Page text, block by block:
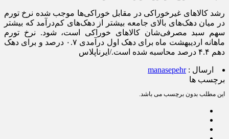
رشد کالاهای غیرخوراکی در مقابل خوراکی‌ها موجب شده نرخ تورم
در میان دهک‌های بالای جامعه بیشتر از دهک‌های کم‌درآمد که بیشتر
سهم سبد مصرفی‌شان کالاهای خوراکی است، شود. نرخ تورم
ماهانه اردیبهشت ماه برای دهک اول درآمدی ۰.۷ درصد و برای دهک
دهم ۴.۴ درصد محاسبه شده است./ایرناپلاس
ارسال :manasepehr
برچسب ها
این مطلب بدون برچسب می باشد.